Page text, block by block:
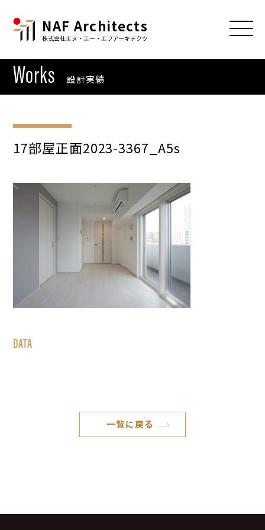
NAF Architects
株式会社エヌ・エー・エフアーキテクツ
Works 設計実績
17部屋正面2023-3367_A5s
DATA
一覧に戻る